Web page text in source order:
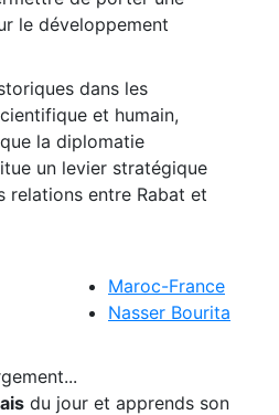
le développement
dans les
et humain,
la diplomatie
un levier stratégique
relations entre Rabat et
Maroc-France
Nasser Bourita
du jour et apprends son